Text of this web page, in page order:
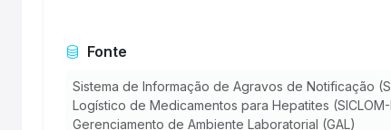
Fonte
Sistema de Informação de Agravos de Notificação
Logístico de Medicamentos para Hepatites
Gerenciamento de Ambiente Laboratorial (GAL)